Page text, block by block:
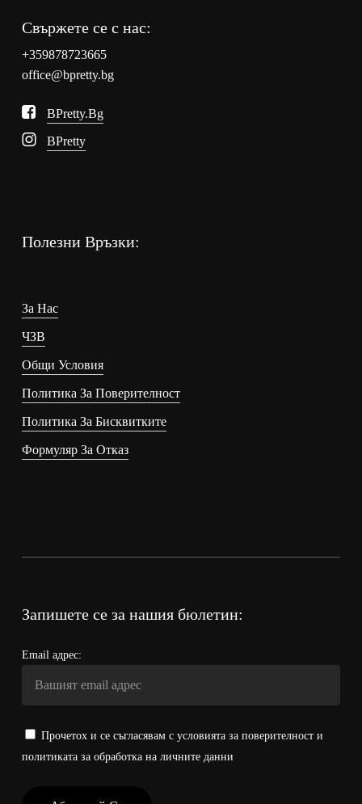
Свържете се с нас:
+359878723665
office@bpretty.bg
BPretty.bg
BPretty
Полезни Връзки:
За Нас
ЧЗВ
Общи Условия
Политика За Поверителност
Политика За Бисквитките
Формуляр За Отказ
Запишете се за нашия бюлетин:
Email адрес:
Прочетох и се съгласявам с условията за поверителност и
политиката за обработка на личните данни